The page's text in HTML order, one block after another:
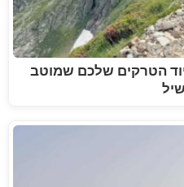
הטרקים שלכם שמוטב